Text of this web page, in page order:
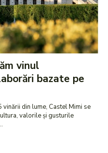
vinul
bazate pe
din lume, Castel Mimi se
valorile și gusturile